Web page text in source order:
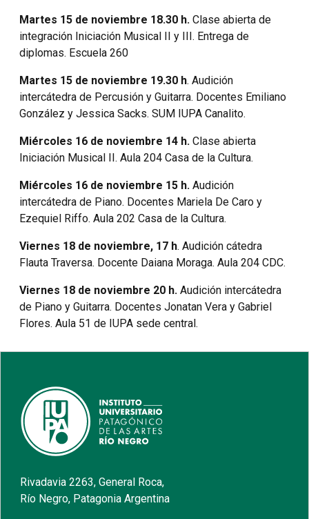
Martes 15 de noviembre 18.30 h. Clase abierta de
integración Iniciación Musical II y III. Entrega de
diplomas. Escuela 260
Martes 15 de noviembre 19.30 h. Audición
intercátedra de Percusión y Guitarra. Docentes Emiliano
González y Jessica Sacks. SUM IUPA Canalito.
Miércoles 16 de noviembre 14 h. Clase abierta
Iniciación Musical II. Aula 204 Casa de la Cultura.
Miércoles 16 de noviembre 15 h. Audición
intercátedra de Piano. Docentes Mariela De Caro y
Ezequiel Riffo. Aula 202 Casa de la Cultura.
Viernes 18 de noviembre, 17 h. Audición cátedra
Flauta Traversa. Docente Daiana Moraga. Aula 204 CDC.
Viernes 18 de noviembre 20 h. Audición intercátedra
de Piano y Guitarra. Docentes Jonatan Vera y Gabriel
Flores. Aula 51 de IUPA sede central.
Rivadavia 2263, General Roca,
Río Negro, Patagonia Argentina